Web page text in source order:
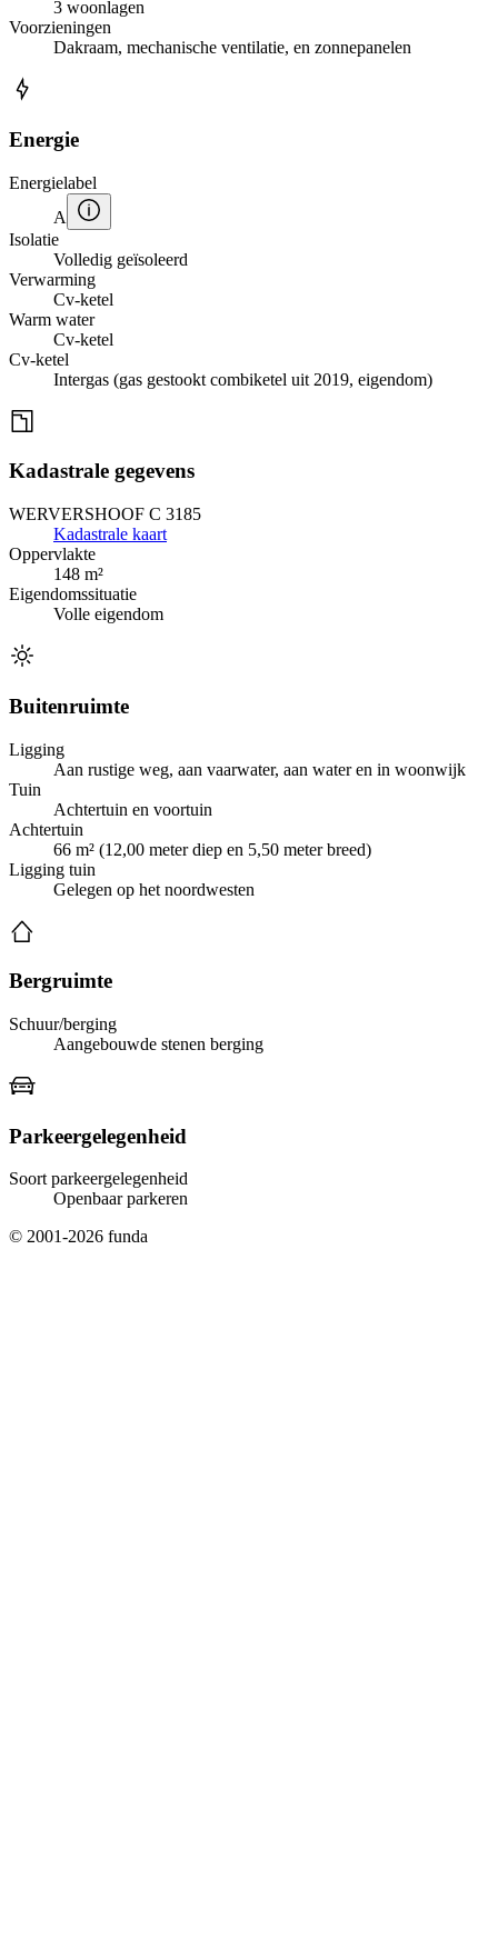
3 woonlagen
Voorzieningen
Dakraam, mechanische ventilatie, en zonnepanelen
Energie
Energielabel
A
Isolatie
Volledig geïsoleerd
Verwarming
Cv-ketel
Warm water
Cv-ketel
Cv-ketel
Intergas (gas gestookt combiketel uit 2019, eigendom)
Kadastrale gegevens
WERVERSHOOF C 3185
Kadastrale kaart
Oppervlakte
148 m²
Eigendomssituatie
Volle eigendom
Buitenruimte
Ligging
Aan rustige weg, aan vaarwater, aan water en in woonwijk
Tuin
Achtertuin en voortuin
Achtertuin
66 m² (12,00 meter diep en 5,50 meter breed)
Ligging tuin
Gelegen op het noordwesten
Bergruimte
Schuur/berging
Aangebouwde stenen berging
Parkeergelegenheid
Soort parkeergelegenheid
Openbaar parkeren
© 2001-2026 funda